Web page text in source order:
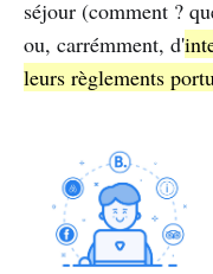
séjour (comment ?
ou, carrémment, d'
leurs règlements